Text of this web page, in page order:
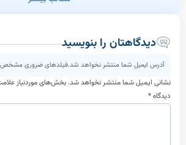
را بنویسید
شما منتشر نخواهد شد.فیلدهای ضروری مشخص شده اند*
شما منتشر نخواهد شد.بخش‌های موردنیاز علامت‌گذاری شده‌اند*